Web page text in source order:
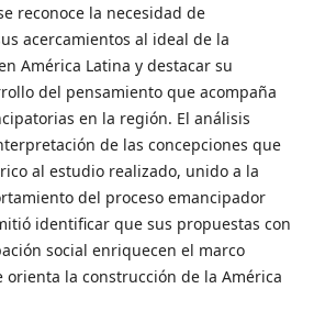
reconoce la necesidad de
acercamientos al ideal de la
América Latina y destacar su
del pensamiento que acompaña
en la región. El análisis
de las concepciones que
al estudio realizado, unido a la
del proceso emancipador
identificar que sus propuestas con
social enriquecen el marco
orienta la construcción de la América